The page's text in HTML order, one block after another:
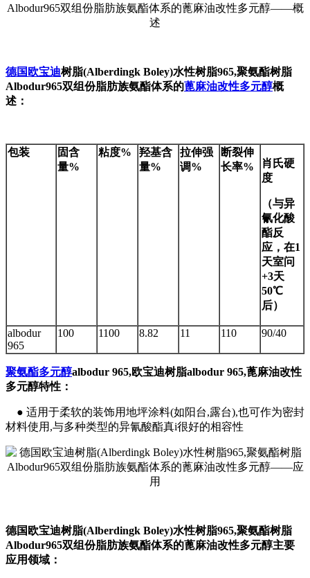
德国欧宝迪树脂(Alberdingk Boley)水性树脂965,聚氨酯树脂
Albodur965双组份脂肪族氨酯体系的蓖麻油改性多元醇概
述：
包装
固含
量%
粘度%
羟基含
量%
拉伸强
调%
断裂伸
长率%
肖氏硬
度
（与异
氰化酸
酯反
应，在1
天室问
+3天
50℃
后）
albodur
965
100 1100 8.82 11 110 90/40
聚氨酯多元醇albodur 965,欧宝迪树脂albodur 965,蓖麻油改性
多元醇特性：
● 适用于柔软的装饰用地坪涂料(如阳台,露台),也可作为密封
材料使用,与多种类型的异氰酸酯真i很好的相容性
德国欧宝迪树脂(Alberdingk Boley)水性树脂965,聚氨酯树脂
Albodur965双组份脂肪族氨酯体系的蓖麻油改性多元醇主要
应用领域：